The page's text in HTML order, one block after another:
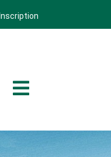
Inscription